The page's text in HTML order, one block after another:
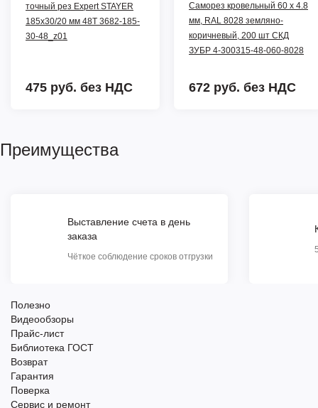
точный рез Expert STAYER
185x30/20 мм 48Т 3682-185-
30-48_z01
475 руб. без НДС
Саморез кровельный 60 х 4.8
мм, RAL 8028 земляно-
коричневый, 200 шт СКД
ЗУБР 4-300315-48-060-8028
672 руб. без НДС
Преимущества
Выставление счета в день
заказа
Чёткое соблюдение сроков отгрузки
Полезно
Видеообзоры
Прайс-лист
Библиотека ГОСТ
Возврат
Гарантия
Поверка
Сервис и ремонт